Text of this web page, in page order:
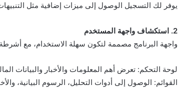
يوفر لك التسجيل الوصول إلى ميزات إضافية مثل
2. استكشاف واجهة المستخدم
واجهة البرنامج مصممة لتكون سهلة الاستخدام، مع
لوحة التحكم: تعرض أهم المعلومات والأخبار والبيانات
القوائم: الوصول إلى أدوات التحليل، الرسوم البيانية،